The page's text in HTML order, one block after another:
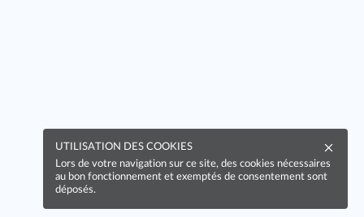
UTILISATION DES COOKIES
Lors de votre navigation sur ce site, des cookies nécessaires
au bon fonctionnement et exemptés de consentement sont
déposés.